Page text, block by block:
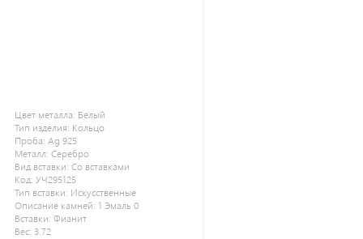
Цвет металла: Белый
Тип изделия: Кольцо
Проба: Ag 925
Металл: Серебро
Вид вставки: Со вставками
Код: УЧ295125
Тип вставки: Искусственные
Описание камней: 1 Эмаль 0
Вставки: Фианит
Вес: 3.72